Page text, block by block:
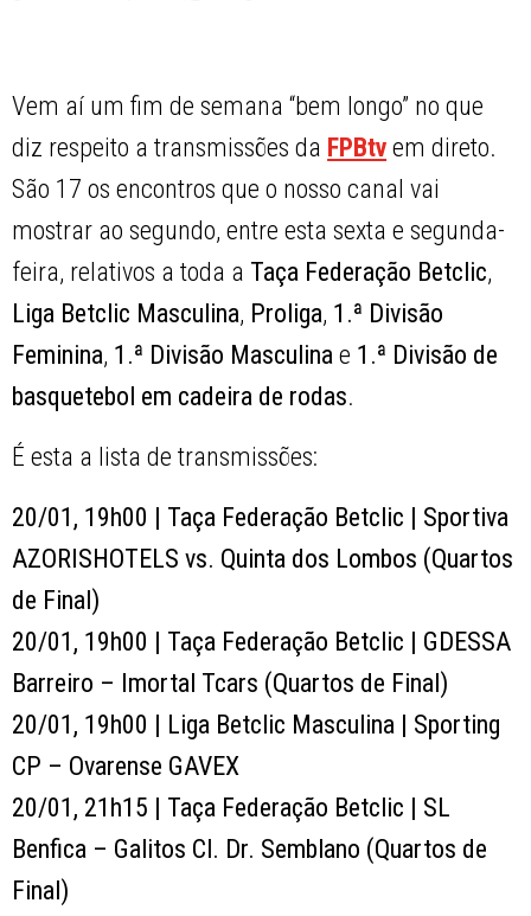
Vem aí um fim de semana “bem longo” no que
diz respeito a transmissões da FPBtv em direto.
São 17 os encontros que o nosso canal vai
mostrar ao segundo, entre esta sexta e segunda-
feira, relativos a toda a Taça Federação Betclic,
Liga Betclic Masculina, Proliga, 1.ª Divisão
Feminina, 1.ª Divisão Masculina e 1.ª Divisão de
basquetebol em cadeira de rodas.
É esta a lista de transmissões:
20/01, 19h00 | Taça Federação Betclic | Sportiva
AZORISHOTELS vs. Quinta dos Lombos (Quartos
de Final)
20/01, 19h00 | Taça Federação Betclic | GDESSA
Barreiro – Imortal Tcars (Quartos de Final)
20/01, 19h00 | Liga Betclic Masculina | Sporting
CP – Ovarense GAVEX
20/01, 21h15 | Taça Federação Betclic | SL
Benfica – Galitos Cl. Dr. Semblano (Quartos de
Final)